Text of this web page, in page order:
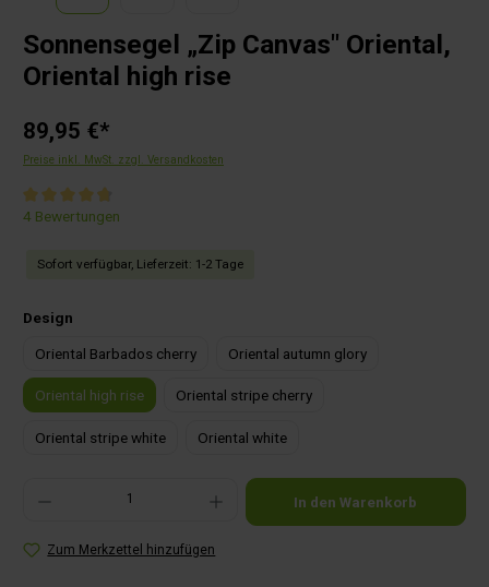
Sonnensegel „Zip Canvas" Oriental,
Oriental high rise
89,95 €*
Preise inkl. MwSt. zzgl. Versandkosten
Durchschnittliche Bewertung von 4.7 von 5 Sternen
4 Bewertungen
Sofort verfügbar, Lieferzeit: 1-2 Tage
Design
Oriental Barbados cherry Oriental autumn glory
Oriental high rise Oriental stripe cherry
Oriental stripe white Oriental white
Produkt Anzahl: Gib den gewünschten Wert ein oder benutze die Schaltflächen um die
In den Warenkorb
Zum Merkzettel hinzufügen